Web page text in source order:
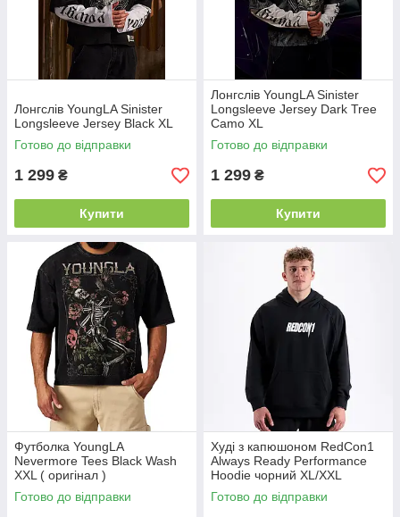
Лонгслів YoungLA Sinister
Longsleeve Jersey Black XL
Готово до відправки
1 299 ₴
Купити
Лонгслів YoungLA Sinister
Longsleeve Jersey Dark Tree
Camo XL
Готово до відправки
1 299 ₴
Купити
Футболка YoungLA
Nevermore Tees Black Wash
XXL ( оригінал )
Готово до відправки
Худі з капюшоном RedCon1
Always Ready Performance
Hoodie чорний XL/XXL
Готово до відправки